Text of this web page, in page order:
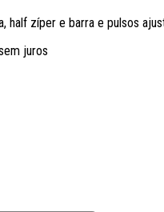
half zíper e barra e pulsos
juros